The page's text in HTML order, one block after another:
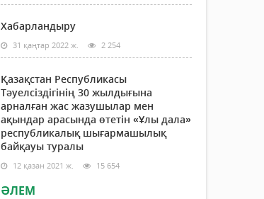
Хабарландыру
31 қаңтар 2022 ж. 2 254
Қазақстан Республикасы
Тәуелсіздігінің 30 жылдығына
арналған жас жазушылар мен
ақындар арасында өтетін «Ұлы дала»
республикалық шығармашылық
байқауы туралы
12 қазан 2021 ж. 15 654
ӘЛЕМ